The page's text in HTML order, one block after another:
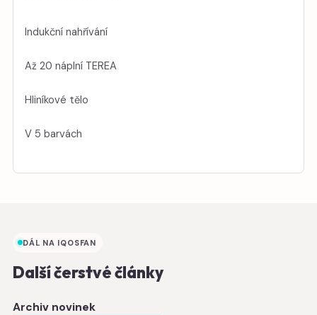
Indukční nahřívání
Až 20 náplní TEREA
Hliníkové tělo
V 5 barvách
DÁL NA IQOSFAN
Další čerstvé články
Archiv novinek